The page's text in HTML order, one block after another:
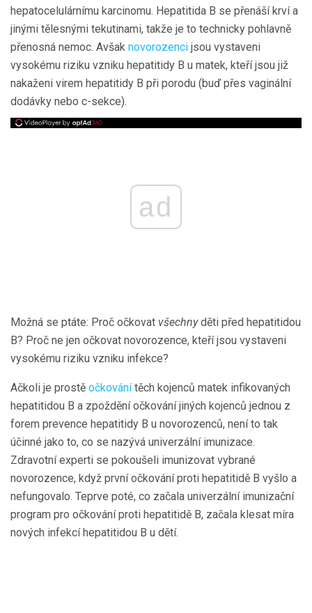
hepatocelulárnímu karcinomu. Hepatitida B se přenáší krví a
jinými tělesnými tekutinami, takže je to technicky pohlavně
přenosná nemoc. Avšak novorozenci jsou vystaveni
vysokému riziku vzniku hepatitidy B u matek, kteří jsou již
nakaženi virem hepatitidy B při porodu (buď přes vaginální
dodávky nebo c-sekce).
ad
Možná se ptáte: Proč očkovat všechnyděti před hepatitidou
B? Proč ne jen očkovat novorozence, kteří jsou vystaveni
vysokému riziku vzniku infekce?
Ačkoli je prostě očkovánítěch kojenců matek infikovaných
hepatitidou B a zpoždění očkování jiných kojenců jednou z
forem prevence hepatitidy B u novorozenců, není to tak
účinné jako to, co se nazývá univerzální imunizace.
Zdravotní experti se pokoušeli imunizovat vybrané
novorozence, když první očkování proti hepatitidě B vyšlo a
nefungovalo. Teprve poté, co začala univerzální imunizační
program pro očkování proti hepatitidě B, začala klesat míra
nových infekcí hepatitidou B u dětí.